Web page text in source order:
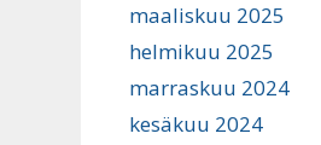
maaliskuu 2025
helmikuu 2025
marraskuu 2024
kesäkuu 2024